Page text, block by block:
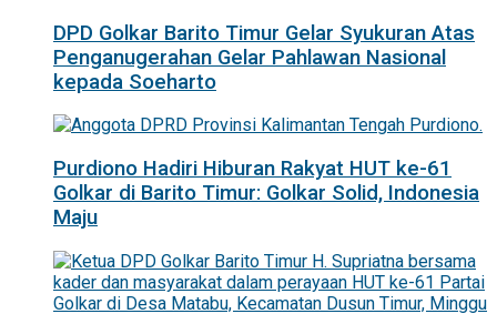
DPD Golkar Barito Timur Gelar Syukuran Atas
Penganugerahan Gelar Pahlawan Nasional
kepada Soeharto
Purdiono Hadiri Hiburan Rakyat HUT ke-61
Golkar di Barito Timur: Golkar Solid, Indonesia
Maju